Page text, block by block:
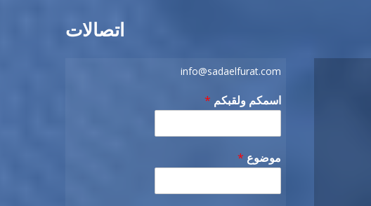
اتصالات
info@sadaelfurat.com
اسمكم ولقبكم *
موضوع *